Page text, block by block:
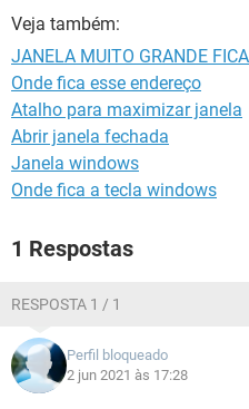
Veja também:
JANELA MUITO GRANDE
Onde fica esse endereço
Atalho para maximizar janela
Abrir janela fechada
Janela windows
Onde fica a tecla windows
1 Respostas
RESPOSTA 1 / 1
Perfil bloqueado
2 jun 2021 às 17:28